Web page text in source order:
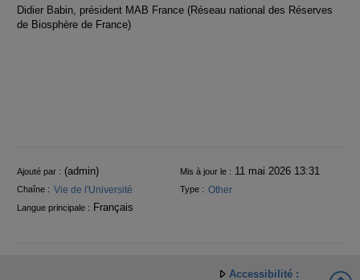
Didier Babin, président MAB France (Réseau national des Réserves
de Biosphère de France)
Informations
Ajouté par : (admin) Mis à jour le : 11 mai 2026 13:31
Chaîne : Vie de l'Université Type : Other
Langue principale : Français
Accessibilité :